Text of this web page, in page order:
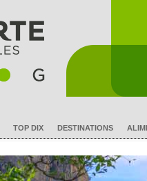
TOP DIX DESTINATIONS